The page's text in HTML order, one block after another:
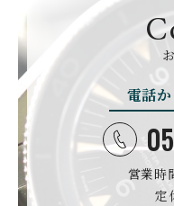
D.
N
D.ドルンブルート＆
DANIEL ROTH
ダニエル・ロート
ダービー&シャルデ
電話
営業時
定